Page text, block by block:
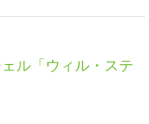
ル「ウィル・ステ